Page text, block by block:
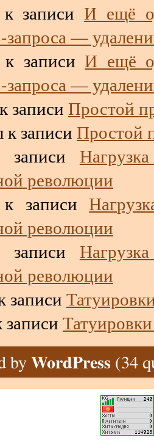
к записи И ещё
—
к записи И ещё
—
к записи Простой
к записи Простой
записи
революции
к записи
революции
записи
революции
записи
записи
byWordPress (34